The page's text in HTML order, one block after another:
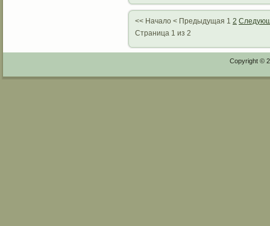
<< Начало < Предыдущая 1 2
Страница 1 из 2
Copyright ©